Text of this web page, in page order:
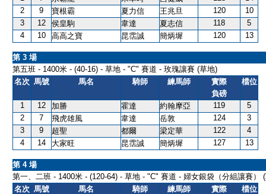
2
9 寶根霸 夏力信 王兆旦 120
10
3
12 侯皇駒 韋達 夏志信 118
5
4
10 高高之寶 昆霑誠 簡炳墀 120 13
第 3 場
第五班 - 1400米 - (40-16) - 草地 - "C" 賽道 - 玫瑰讓賽 (草地)
名次 馬號 馬名 騎師 練馬師
實際
負磅
檔位
1 12 加勝 霍達 約翰摩亞 119
5
2
7 飛虎雄風 韋達 岳敦 124
3
3
9 超聖 都爾 梁定華 122
4
4
14 大家旺 昆霑誠 簡炳墀 127 13
第 4 場
第一、二班 - 1400米 - (120-64) - 草地 - "C" 賽道 - 婦女銀袋（分組讓賽）
名次 馬號 馬名 騎師 練馬師
實際
檔位